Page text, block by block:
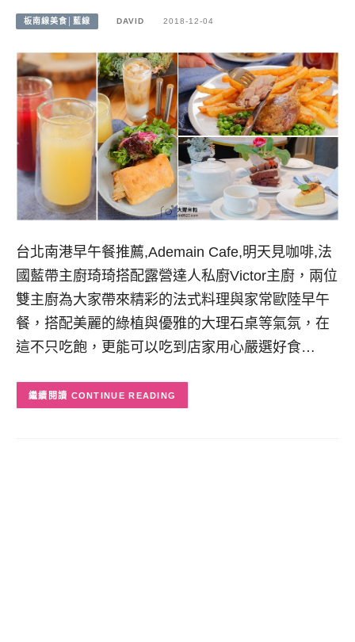
板南線美食│藍線 DAVID 2018-12-04
台北南港早午餐推薦,Ademain Cafe,明天見咖啡,法
國藍帶主廚琦琦搭配露營達人私廚Victor主廚，兩位
雙主廚為大家帶來精彩的法式料理與家常歐陸早午
餐，搭配美麗的綠植與優雅的大理石桌等氣氛，在
這不只吃飽，更能可以吃到店家用心嚴選好食…
CONTINUE READING